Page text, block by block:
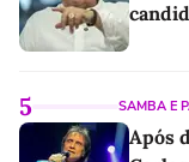
5 SAMBA E
Após